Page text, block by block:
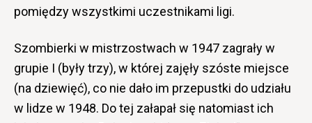
pomiędzy wszystkimi uczestnikami ligi.
Szombierki w mistrzostwach w 1947 zagrały w
grupie I (były trzy), w której zajęły szóste miejsce
(na dziewięć), co nie dało im przepustki do udziału
w lidze w 1948. Do tej załapał się natomiast ich